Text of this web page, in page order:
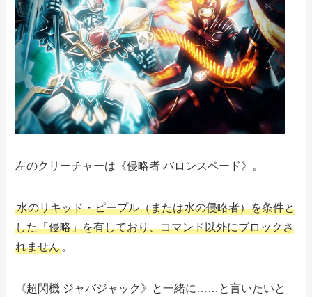
左のクリーチャーは《侵略者 バロンスペード》。
水のリキッド・ピープル（または水の侵略者）を条件と
した「侵略」を有しており、コマンド以外にブロックさ
れません 。
《超閃機 ジャバジャック》と一緒に……と言いたいと